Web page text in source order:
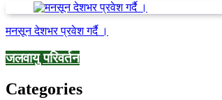
मनसून देशभर प्रवेश गर्दै ।
जलवायु परिवर्तन
Categories